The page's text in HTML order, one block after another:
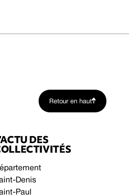
Retour en haut
DES
Denis
Paul